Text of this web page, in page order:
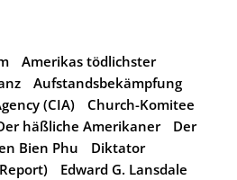
Amerikas tödlichster
Aufstandsbekämpfung
(CIA)
Church-Komitee
häßliche Amerikaner
Der
Bien Phu
Diktator
Edward G. Lansdale